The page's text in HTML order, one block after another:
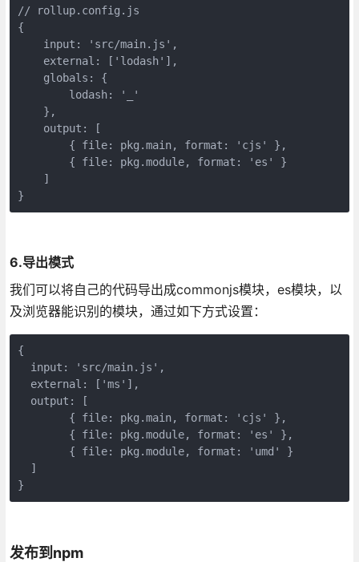
// rollup.config.js
{
    input: 'src/main.js',
    external: ['lodash'],
    globals: {
        lodash: '_'
    },
    output: [
    ]
}
6.导出模式
我们可以将自己的代码导出成commonjs模块，es模块，以
及浏览器能识别的模块，通过如下方式设置：
{
  input: 'src/main.js',
  external: ['ms'],
  output: [
  ]
}
发布到npm